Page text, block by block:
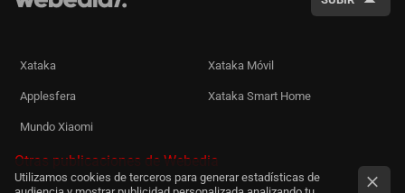
Xataka Xataka Móvil
Applesfera Xataka Smart Home
Mundo Xiaomi
Otras publicaciones de Webedia
Utilizamos cookies de terceros para generar estadísticas de